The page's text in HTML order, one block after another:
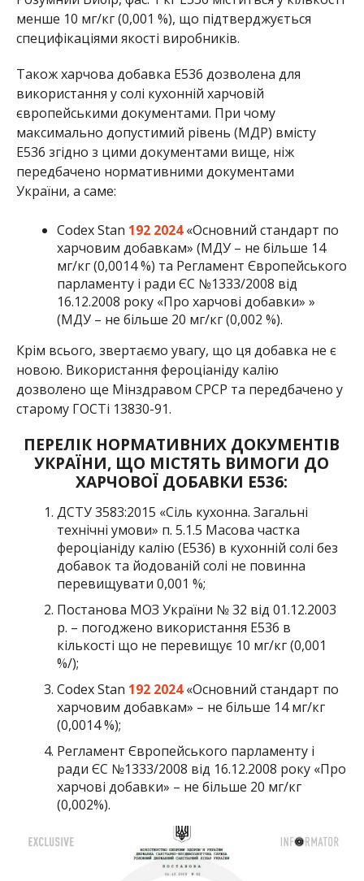
менше 10 мг/кг (0,001 %), що підтверджується
специфікаціями якості виробників.
Також харчова добавка Е536 дозволена для
використання у солі кухонній харчовій
європейськими документами. При чому
максимально допустимий рівень (МДР) вмісту
Е536 згідно з цими документами вище, ніж
передбачено нормативними документами
України, а саме:
Codex Stan 192 2024«Основний стандарт по
харчовим добавкам» (МДУ – не більше 14
мг/кг (0,0014 %) та Регламент Європейського
парламенту і ради ЄС №1333/2008 від
16.12.2008 року «Про харчові добавки» »
(МДУ – не більше 20 мг/кг (0,002 %).
Крім всього, звертаємо увагу, що ця добавка не є
новою. Використання фероціаніду калію
дозволено ще Мінздравом СРСР та передбачено у
старому ГОСТі 13830-91.
ПЕРЕЛІК НОРМАТИВНИХ ДОКУМЕНТІВ
УКРАЇНИ, ЩО МІСТЯТЬ ВИМОГИ ДО
ХАРЧОВОЇ ДОБАВКИ Е536:
ДСТУ 3583:2015 «Сіль кухонна. Загальні
технічні умови» п. 5.1.5 Масова частка
фероціаніду калію (Е536) в кухонній солі без
добавок та йодованій солі не повинна
перевищувати 0,001 %;
Постанова МОЗ України № 32 від 01.12.2003
р. – погоджено використання Е536 в
кількості що не перевищує 10 мг/кг (0,001
%/);
Codex Stan 192 2024«Основний стандарт по
харчовим добавкам» – не більше 14 мг/кг
(0,0014 %);
Регламент Європейського парламенту і
ради ЄС №1333/2008 від 16.12.2008 року «Про
харчові добавки» – не більше 20 мг/кг
(0,002%).